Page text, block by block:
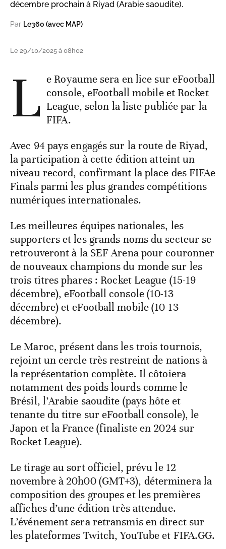
décembre prochain à Riyad (Arabie saoudite).
Par Le360 (avec MAP)
Le 29/10/2025 à 08h02
L e Royaume sera en lice sur eFootball
console, eFootball mobile et Rocket
League, selon la liste publiée par la
FIFA.
Avec 94 pays engagés sur la route de Riyad,
la participation à cette édition atteint un
niveau record, confirmant la place des FIFAe
Finals parmi les plus grandes compétitions
numériques internationales.
Les meilleures équipes nationales, les
supporters et les grands noms du secteur se
retrouveront à la SEF Arena pour couronner
de nouveaux champions du monde sur les
trois titres phares : Rocket League (15-19
décembre), eFootball console (10-13
décembre) et eFootball mobile (10-13
décembre).
Le Maroc, présent dans les trois tournois,
rejoint un cercle très restreint de nations à
la représentation complète. Il côtoiera
notamment des poids lourds comme le
Brésil, l’Arabie saoudite (pays hôte et
tenante du titre sur eFootball console), le
Japon et la France (finaliste en 2024 sur
Rocket League).
Le tirage au sort officiel, prévu le 12
novembre à 20h00 (GMT+3), déterminera la
composition des groupes et les premières
affiches d’une édition très attendue.
L’événement sera retransmis en direct sur
les plateformes Twitch, YouTube et FIFA.GG.